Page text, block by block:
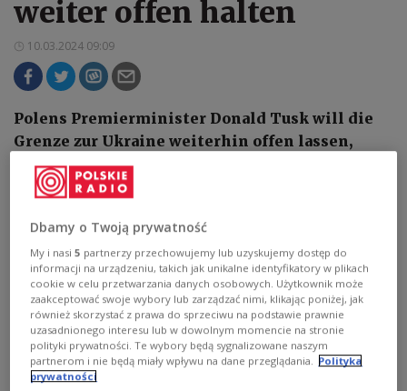
weiter offen halten
10.03.2024 09:09
Polens Premierminister Donald Tusk will die
Grenze zur Ukraine weiterhin offen lassen,
informierten Vertreter der protestierenden
Landwirte nach dem gestrigen Treffen mit dem
Bauern wegen des Getreideüberschusses auf
dem Markt besorgt sind, sucht Tusk nach einem
Weg, sowohl den lokalen Anliegen gerecht zu
werden als auch die politische Unterstützung
für Kiew aufrechtzuerhalten.
Dbamy o Twoją prywatność
My i nasi5 partnerzy przechowujemy lub uzyskujemy dostęp do
informacji na urządzeniu, takich jak unikalne identyfikatory w plikach
cookie w celu przetwarzania danych osobowych. Użytkownik może
zaakceptować swoje wybory lub zarządzać nimi, klikając poniżej, jak
również skorzystać z prawa do sprzeciwu na podstawie prawnie
uzasadnionego interesu lub w dowolnym momencie na stronie
polityki prywatności. Te wybory będą sygnalizowane naszym
partnerom i nie będą miały wpływu na dane przeglądania.
Polityka
prywatności